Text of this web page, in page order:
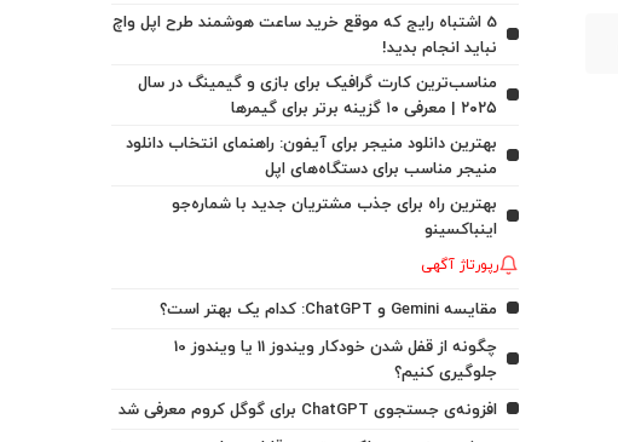
5 اشتباه رایج که موقع خرید ساعت هوشمند طرح اپل واچ
نباید انجام بدید!
مناسب‌ترین کارت گرافیک برای بازی و گیمینگ در سال
۲۰۲۵ | معرفی ۱۰ گزینه برتر برای گیمرها
بهترین دانلود منیجر برای آیفون: راهنمای انتخاب دانلود
منیجر مناسب برای دستگاه‌های اپل
بهترین راه برای جذب مشتریان جدید با شماره‌جو
اینباکسینو
رپورتاژ آگهی
مقایسه Gemini و ChatGPT: کدام یک بهتر است؟
چگونه از قفل شدن خودکار ویندوز 11 یا ویندوز 10
جلوگیری کنیم؟
افزونه‌ی جستجوی ChatGPT برای گوگل کروم معرفی شد